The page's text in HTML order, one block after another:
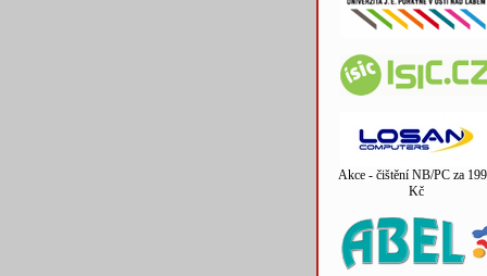
Akce - čištění NB/PC za
Kč